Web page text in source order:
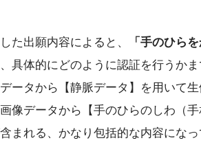
た出願内容によると、 「手のひら
具体的にどのように認証を行うか
ータから【静脈データ】を用いて生
像データから【手のひらのしわ（
まれる、かなり包括的な内容になっ